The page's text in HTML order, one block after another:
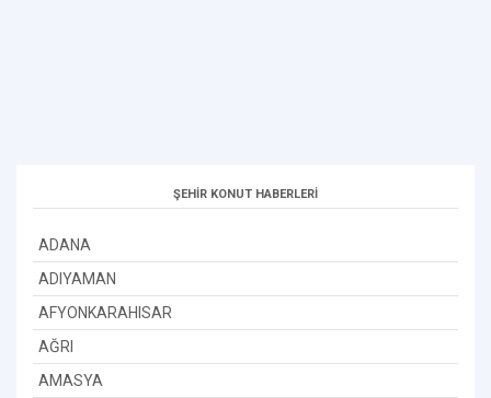
ŞEHİR KONUT HABERLERİ
ADANA
ADIYAMAN
AFYONKARAHISAR
AĞRI
AMASYA